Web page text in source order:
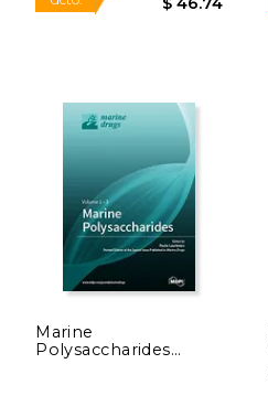
15%
dcto. $ 50.99
Marine
Polysaccharides